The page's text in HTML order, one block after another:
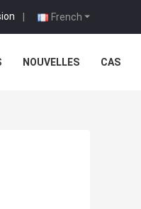
French
|
NOUVELLES CAS